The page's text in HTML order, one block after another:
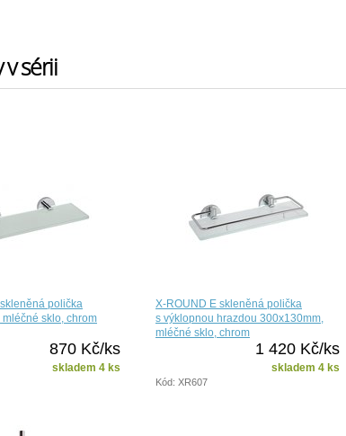
sérii
polička
sklo, chrom
870 Kč/ks
skladem 4 ks
X-ROUND E skleněná polička
s výklopnou hrazdou 300x130mm,
mléčné sklo, chrom
1 420 Kč/ks
skladem 4 ks
Kód: XR607